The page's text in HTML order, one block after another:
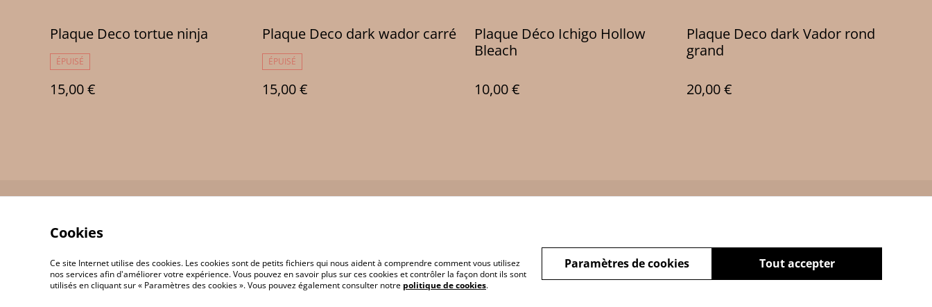
Plaque Deco tortue ninja
ÉPUISÉ
15,00 €
Plaque Deco dark wador carré
ÉPUISÉ
15,00 €
Plaque Déco Ichigo Hollow
Bleach
10,00 €
Plaque Deco dark Vador rond
grand
20,00 €
©2026 JP 3D Print
Cookies
Ce site Internet utilise des cookies. Les cookies sont de petits fichiers qui nous aident à comprendre comment vous utilisez
nos services afin d'améliorer votre expérience. Vous pouvez en savoir plus sur ces cookies et contrôler la façon dont ils sont
utilisés en cliquant sur « Paramètres des cookies ». Vous pouvez également consulter notre politique de cookies.
Tout accepter
Paramètres de cookies